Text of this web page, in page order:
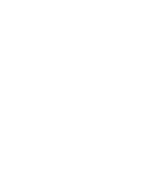
naturales y música
Calvino, en el Consulado
en Moscú. En una
Agencia Fides, entre una
otra, el profesor se ha
agnóstico amante de la
«Me encanta tocar en
desde hace muchos años;
en Italia». Los visitantes
su polifacético talento,
musicales medievales
instrumentos antiguos